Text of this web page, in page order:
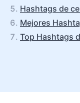
Hashtags de
Mejores
Top Hashtags